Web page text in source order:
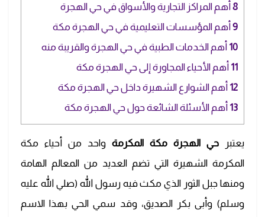
8أهم المراكز التجارية والأسواق في حي الهجرة
9أهم المؤسسات التعليمية في حي الهجرة مكة
10أهم الخدمات الطبية في حي الهجرة والقريبة منه
11أهم الأحياء المجاورة إلى حي الهجرة مكة
12أهم الشوارع الشهيرة داخل حي الهجرة مكة
13أهم الأسئلة الشائعة حول حي الهجرة مكة
يعتبر حي الهجرة مكة المكرمة واحد من أحياء مكة
المكرمة الشهيرة التي تضم العديد من المعالم الهامة
ومنها جبل الثور الذي مكث فيه رسول الله (صلي الله عليه
وسلم) وأبى بكر الصديق، وقد سمي الحي بهذا الاسم